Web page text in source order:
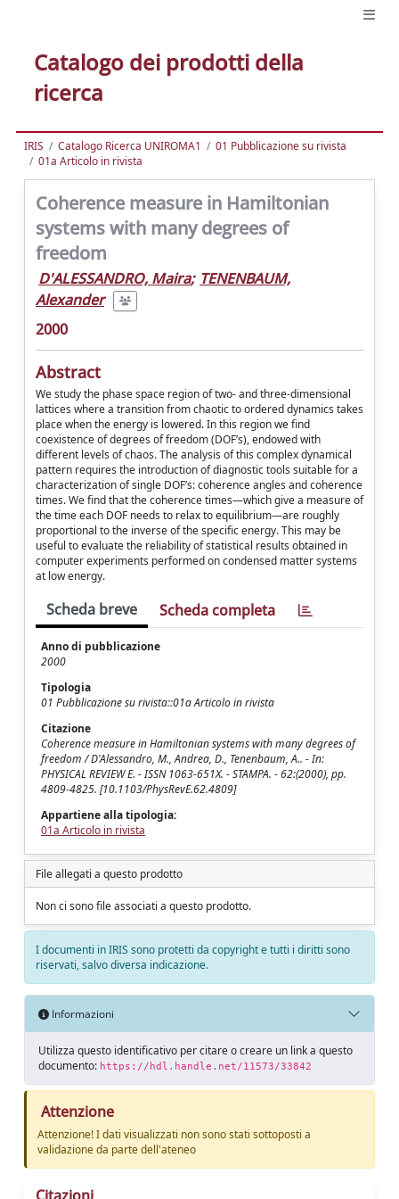
Catalogo dei prodotti della
ricerca
IRIS Catalogo Ricerca UNIROMA1
01 Pubblicazione su rivista
01a Articolo in rivista
Coherence measure in Hamiltonian
systems with many degrees of
freedom
D'ALESSANDRO, Maira; TENENBAUM,
Alexander
2000
Abstract
We study the phase space region of two- and three-dimensional
lattices where a transition from chaotic to ordered dynamics takes
place when the energy is lowered. In this region we find
coexistence of degrees of freedom (DOF’s), endowed with
different levels of chaos. The analysis of this complex dynamical
pattern requires the introduction of diagnostic tools suitable for a
characterization of single DOF’s: coherence angles and coherence
times. We find that the coherence times—which give a measure of
the time each DOF needs to relax to equilibrium—are roughly
proportional to the inverse of the specific energy. This may be
useful to evaluate the reliability of statistical results obtained in
computer experiments performed on condensed matter systems
at low energy.
Scheda breve Scheda completa
Anno di pubblicazione
2000
Tipologia
01 Pubblicazione su rivista::01a Articolo in rivista
Citazione
Coherence measure in Hamiltonian systems with many degrees of
freedom / D'Alessandro, M., Andrea, D., Tenenbaum, A.. - In:
PHYSICAL REVIEW E. - ISSN 1063-651X. - STAMPA. - 62:(2000), pp.
4809-4825. [10.1103/PhysRevE.62.4809]
Appartiene alla tipologia:
01a Articolo in rivista
File allegati a questo prodotto
Non ci sono file associati a questo prodotto.
I documenti in IRIS sono protetti da copyright e tutti i diritti sono
riservati, salvo diversa indicazione.
Informazioni
Utilizza questo identificativo per citare o creare un link a questo
documento: https://hdl.handle.net/11573/33842
Attenzione
Attenzione! I dati visualizzati non sono stati sottoposti a
validazione da parte dell'ateneo